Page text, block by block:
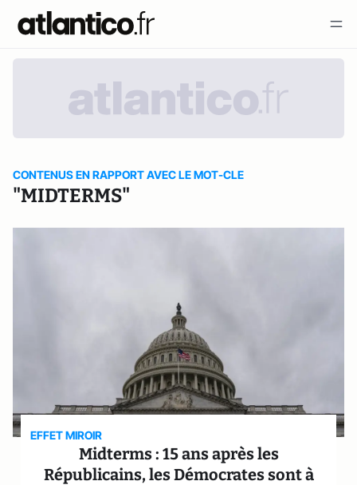
CONTENUS EN RAPPORT AVEC LE MOT-CLE
"MIDTERMS"
EFFET MIROIR
Midterms : 15 ans après les
Républicains, les Démocrates sont à